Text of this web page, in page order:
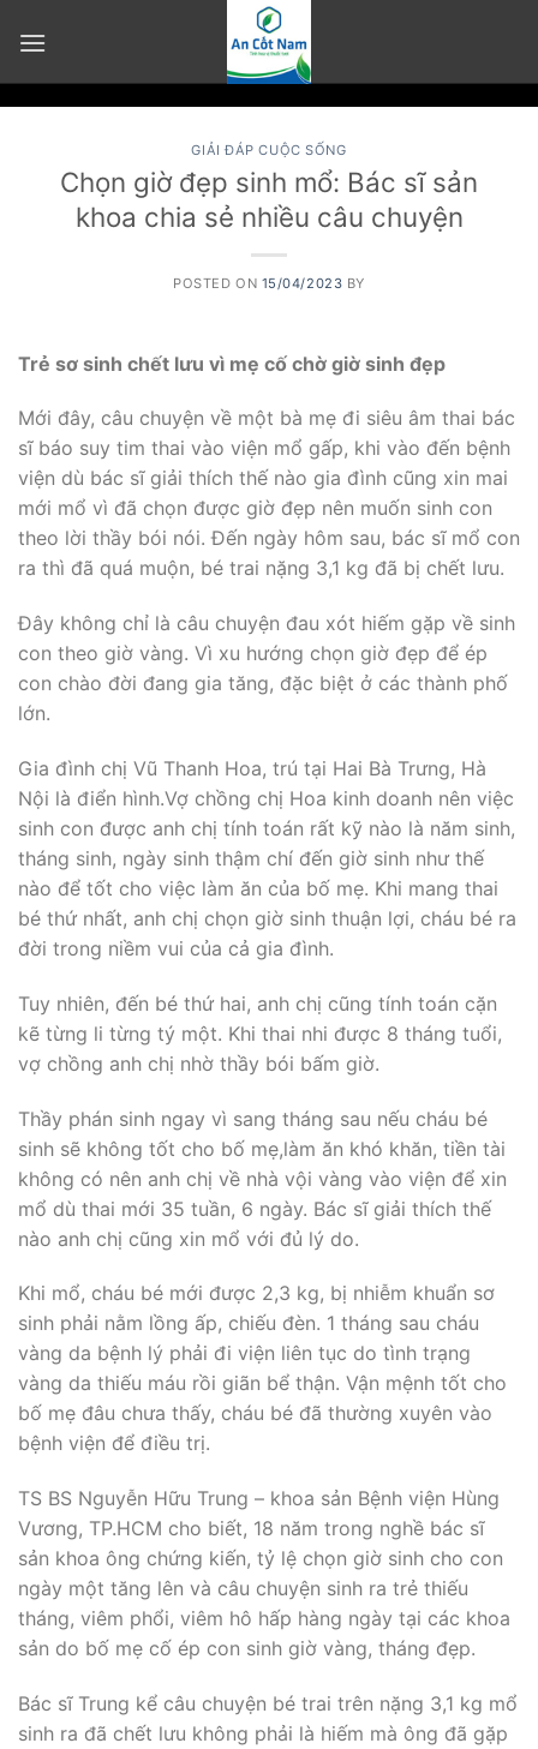
GIẢI ĐÁP CUỘC SỐNG
Chọn giờ đẹp sinh mổ: Bác sĩ sản
khoa chia sẻ nhiều câu chuyện
POSTED ON 15/04/2023 BY
Trẻ sơ sinh chết lưu vì mẹ cố chờ giờ sinh đẹp
Mới đây, câu chuyện về một bà mẹ đi siêu âm thai bác
sĩ báo suy tim thai vào viện mổ gấp, khi vào đến bệnh
viện dù bác sĩ giải thích thế nào gia đình cũng xin mai
mới mổ vì đã chọn được giờ đẹp nên muốn sinh con
theo lời thầy bói nói. Đến ngày hôm sau, bác sĩ mổ con
ra thì đã quá muộn, bé trai nặng 3,1 kg đã bị chết lưu.
Đây không chỉ là câu chuyện đau xót hiếm gặp về sinh
con theo giờ vàng. Vì xu hướng chọn giờ đẹp để ép
con chào đời đang gia tăng, đặc biệt ở các thành phố
lớn.
Gia đình chị Vũ Thanh Hoa, trú tại Hai Bà Trưng, Hà
Nội là điển hình.Vợ chồng chị Hoa kinh doanh nên việc
sinh con được anh chị tính toán rất kỹ nào là năm sinh,
tháng sinh, ngày sinh thậm chí đến giờ sinh như thế
nào để tốt cho việc làm ăn của bố mẹ. Khi mang thai
bé thứ nhất, anh chị chọn giờ sinh thuận lợi, cháu bé ra
đời trong niềm vui của cả gia đình.
Tuy nhiên, đến bé thứ hai, anh chị cũng tính toán cặn
kẽ từng li từng tý một. Khi thai nhi được 8 tháng tuổi,
vợ chồng anh chị nhờ thầy bói bấm giờ.
Thầy phán sinh ngay vì sang tháng sau nếu cháu bé
sinh sẽ không tốt cho bố mẹ,làm ăn khó khăn, tiền tài
không có nên anh chị về nhà vội vàng vào viện để xin
mổ dù thai mới 35 tuần, 6 ngày. Bác sĩ giải thích thế
nào anh chị cũng xin mổ với đủ lý do.
Khi mổ, cháu bé mới được 2,3 kg, bị nhiễm khuẩn sơ
sinh phải nằm lồng ấp, chiếu đèn. 1 tháng sau cháu
vàng da bệnh lý phải đi viện liên tục do tình trạng
vàng da thiếu máu rồi giãn bể thận. Vận mệnh tốt cho
bố mẹ đâu chưa thấy, cháu bé đã thường xuyên vào
bệnh viện để điều trị.
TS BS Nguyễn Hữu Trung – khoa sản Bệnh viện Hùng
Vương, TP.HCM cho biết, 18 năm trong nghề bác sĩ
sản khoa ông chứng kiến, tỷ lệ chọn giờ sinh cho con
ngày một tăng lên và câu chuyện sinh ra trẻ thiếu
tháng, viêm phổi, viêm hô hấp hàng ngày tại các khoa
sản do bố mẹ cố ép con sinh giờ vàng, tháng đẹp.
Bác sĩ Trung kể câu chuyện bé trai trên nặng 3,1 kg mổ
sinh ra đã chết lưu không phải là hiếm mà ông đã gặp